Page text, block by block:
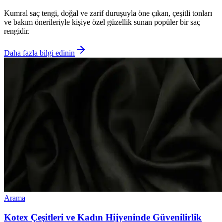
Kumral saç tengi, doğal ve zarif duruşuyla öne çıkan, çeşitli tonları
ve bakım önerileriyle kişiye özel güzellik sunan popüler bir saç
rengidir.
Daha fazla bilgi edinin
Arama
Kotex Çeşitleri ve Kadın Hijyeninde Güvenilirlik